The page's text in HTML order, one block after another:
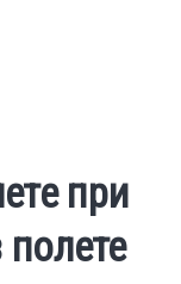
при
полете